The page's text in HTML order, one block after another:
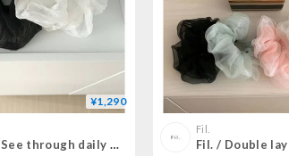
¥1,290
Fil. / See through daily scranch(即納)2color
Fil.